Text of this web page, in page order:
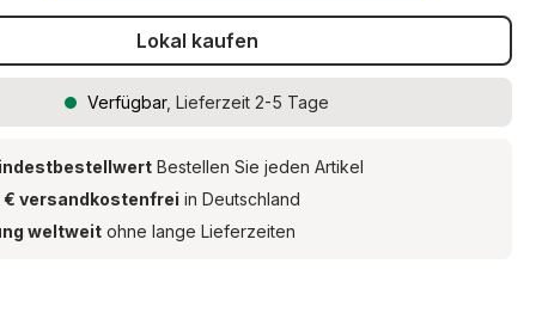
Lokal kaufen
Verfügbar, Lieferzeit 2-5 Tage
Bestellen Sie jeden Artikel
€ versandkostenfrei in Deutschland
weltweit ohne lange Lieferzeiten